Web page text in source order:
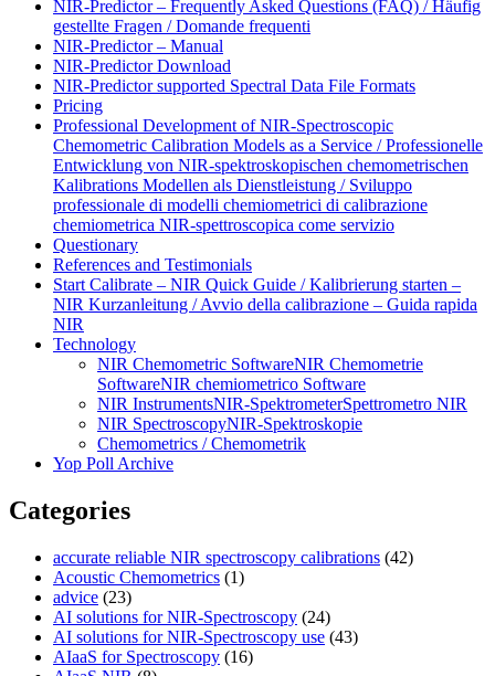
NIR-Predictor – Frequently Asked Questions (FAQ) / Häufig
gestellte Fragen / Domande frequenti
NIR-Predictor – Manual
NIR-Predictor Download
NIR-Predictor supported Spectral Data File Formats
Pricing
Professional Development of NIR‑Spectroscopic
Chemometric Calibration Models as a Service / Professionelle
Entwicklung von NIR‑spektroskopischen chemometrischen
Kalibrations Modellen als Dienstleistung / Sviluppo
professionale di modelli chemiometrici di calibrazione
chemiometrica NIR‑spettroscopica come servizio
Questionary
References and Testimonials
Start Calibrate – NIR Quick Guide / Kalibrierung starten –
NIR Kurzanleitung / Avvio della calibrazione – Guida rapida
NIR
Technology
NIR Chemometric SoftwareNIR Chemometrie
SoftwareNIR chemiometrico Software
NIR InstrumentsNIR-SpektrometerSpettrometro NIR
NIR SpectroscopyNIR-Spektroskopie
Chemometrics / Chemometrik
Yop Poll Archive
Categories
accurate reliable NIR spectroscopy calibrations (42)
Acoustic Chemometrics (1)
advice (23)
AI solutions for NIR-Spectroscopy (24)
AI solutions for NIR-Spectroscopy use (43)
AIaaS for Spectroscopy (16)